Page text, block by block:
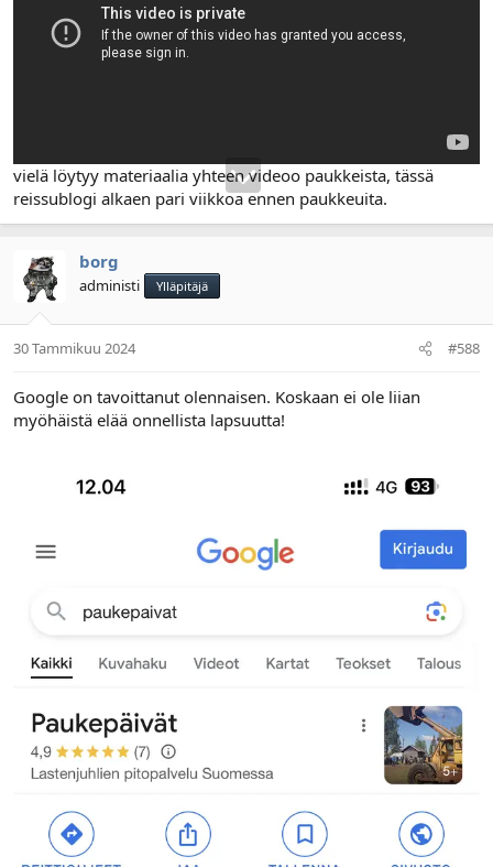
vielä löytyy materiaalia yhteen videoo paukkeista, tässä
reissublogi alkaen pari viikkoa ennen paukkeuita.
borg
administi Ylläpitäjä
30 Tammikuu 2024 #588
Google on tavoittanut olennaisen. Koskaan ei ole liian
myöhäistä elää onnellista lapsuutta!